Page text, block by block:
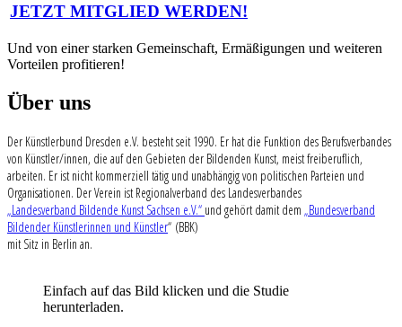
JETZT MITGLIED WERDEN!
Und von einer starken Gemeinschaft, Ermäßigungen und weiteren
Vorteilen profitieren!
Über uns
Der Künstlerbund Dresden e.V. besteht seit 1990. Er hat die Funktion des Berufsverbandes
von Künstler/innen, die auf den Gebieten der Bildenden Kunst, meist freiberuflich,
arbeiten. Er ist nicht kommerziell tätig und unabhängig von politischen Parteien und
Organisationen. Der Verein ist Regionalverband des Landesverbandes
„Landesverband Bildende Kunst Sachsen e.V.“ und gehört damit dem „Bundesverband
Bildender Künstlerinnen und Künstler“ (BBK)
mit Sitz in Berlin an.
Einfach auf das Bild klicken und die Studie
herunterladen.